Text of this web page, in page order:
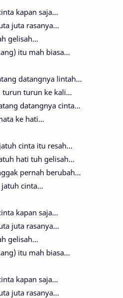
kapan saja...
juta rasanya...
gelisah...
itu mah biasa...
datangnya lintah...
turun turun ke kali...
datangnya cinta...
ke hati...
cinta itu resah...
hati tuh gelisah...
pernah berubah...
jatuh cinta...
kapan saja...
juta rasanya...
gelisah...
itu mah biasa...
kapan saja...
juta rasanya...